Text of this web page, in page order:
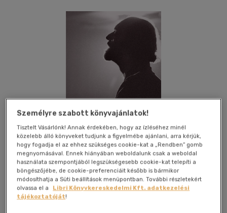
Kívánságlistához adom Megosztom
Személyre szabott könyvajánlatok!
Tisztelt Vásárlónk! Annak érdekében, hogy az ízléséhez minél
közelebb álló könyveket tudjunk a figyelmébe ajánlani, arra kérjük,
hogy fogadja el az ehhez szükséges cookie-kat a „Rendben” gomb
megnyomásával. Ennek hiányában weboldalunk csak a weboldal
használata szempontjából legszükségesebb cookie-kat telepíti a
böngészőjébe, de cookie-preferenciáit később is bármikor
módosíthatja a Süti beállítások menüpontban. További részletekért
olvassa el a
Libri Könyvkereskedelmi Kft. adatkezelési
tájékoztatóját!